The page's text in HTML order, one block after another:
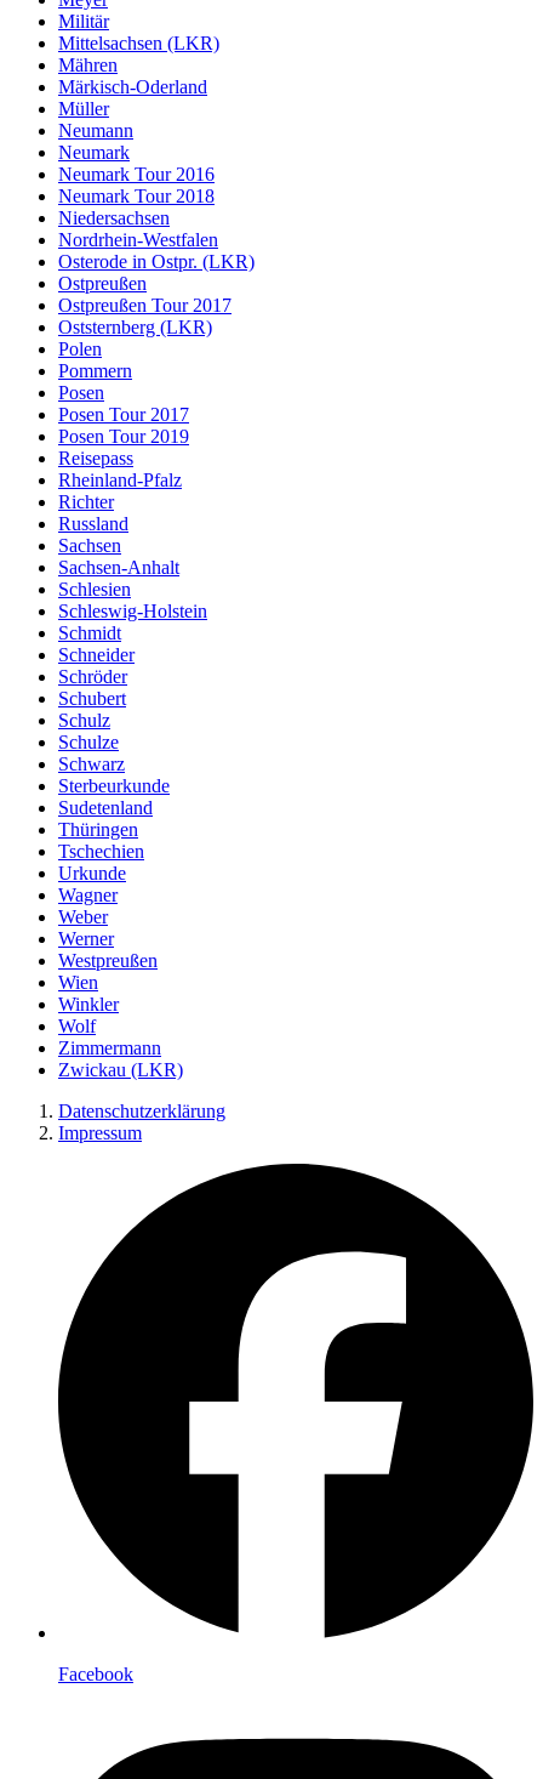
Militär
Mittelsachsen (LKR)
Mähren
Märkisch-Oderland
Müller
Neumann
Neumark
Neumark Tour 2016
Neumark Tour 2018
Niedersachsen
Nordrhein-Westfalen
Osterode in Ostpr. (LKR)
Ostpreußen
Ostpreußen Tour 2017
Oststernberg (LKR)
Polen
Pommern
Posen
Posen Tour 2017
Posen Tour 2019
Reisepass
Rheinland-Pfalz
Richter
Russland
Sachsen
Sachsen-Anhalt
Schlesien
Schleswig-Holstein
Schmidt
Schneider
Schröder
Schubert
Schulz
Schulze
Schwarz
Sterbeurkunde
Sudetenland
Thüringen
Tschechien
Urkunde
Wagner
Weber
Werner
Westpreußen
Wien
Winkler
Wolf
Zimmermann
Zwickau (LKR)
Datenschutzerklärung
Impressum
Facebook